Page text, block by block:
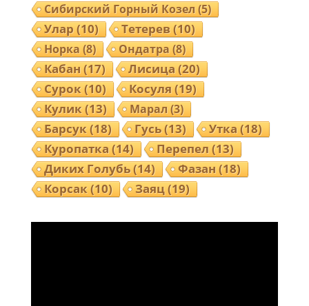
Сибирский Горный Козел(5)
Улар(10) Тетерев(10)
Норка(8) Ондатра(8)
Кабан(17) Лисица(20)
Сурок(10) Косуля(19)
Кулик(13) Марал(3)
Барсук(18) Гусь(13) Утка(18)
Куропатка(14) Перепел(13)
Диких Голубь(14) Фазан(18)
Корсак(10) Заяц(19)